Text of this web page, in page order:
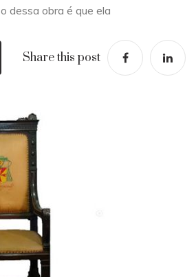
dessa obra é que ela
Share this post